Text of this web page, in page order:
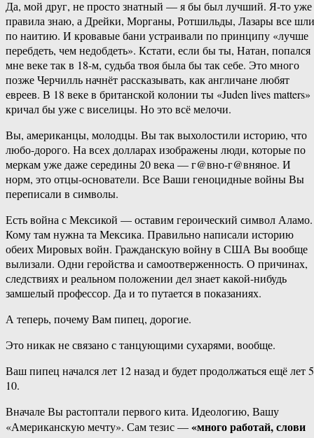
Да, мой друг, не просто знатный — я бы был лучший. Я-то уже
правила знаю, а Дрейки, Морганы, Ротшильды, Лазары все шли
по наитию. И кровавые бани устраивали по принципу «лучше
перебдеть, чем недобдеть». Кстати, если бы ты, Натан, попался
мне веке так в 18-м, судьба твоя была бы так себе. Это много
позже Черчилль начнёт рассказывать, как англичане любят
евреев. В 18 веке в британской колонии ты «Juden lives matters»
кричал бы уже с виселицы. Но это всё мелочи.
Вы, американцы, молодцы. Вы так выхолостили историю, что
любо-дорого. На всех долларах изображены люди, которые по
меркам уже даже середины 20 века — г@вно-г@вняное. И
норм, это отцы-основатели. Все Ваши геноцидные войны Вы
переписали в символы.
Есть война с Мексикой — оставим героический символ Аламо.
Кому там нужна та Мексика. Правильно написали историю
обеих Мировых войн. Гражданскую войну в США Вы вообще
вылизали. Одни геройства и самоотверженность. О причинах,
следствиях и реальном положении дел знает какой-нибудь
замшелый профессор. Да и то путается в показаниях.
А теперь, почему Вам пипец, дорогие.
Это никак не связано с танцующими сухарями, вообще.
Ваш пипец начался лет 12 назад и будет продолжаться ещё лет
10.
Вначале Вы растоптали первого кита. Идеологию, Вашу
«Американскую мечту». Сам тезис —«много работай, слови